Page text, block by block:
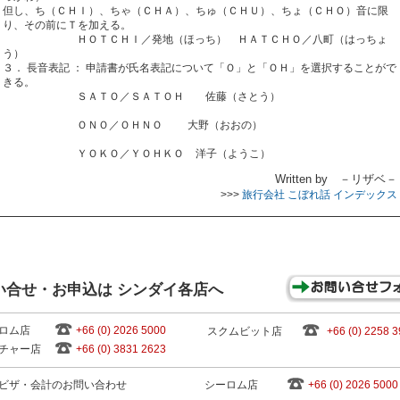
但し、ち（ＣＨＩ）、ちゃ（ＣＨＡ）、ちゅ（ＣＨＵ）、ちょ（ＣＨＯ）音に限
り、その前にＴを加える。
ＨＯＴＣＨＩ／発地（ほっち） ＨＡＴＣＨＯ／八町（はっちょ
う）
３． 長音表記 ： 申請書が氏名表記について「Ｏ」と「ＯＨ」を選択することがで
きる。
ＳＡＴＯ／ＳＡＴＯＨ 佐藤（さとう）
ＯＮＯ／ＯＨＮＯ 大野（おおの）
ＹＯＫＯ／ＹＯＨＫＯ 洋子（ようこ）
Written by －リザベ－
>>> 旅行会社 こぼれ話 インデックス
合せ・お申込は シンダイ各店へ
ム店
+66 (0) 2026 5000
ャー店
+66 (0) 3831 2623
スクムビット店 +66 (0) 2258
ザ・会計のお問い合わせ シーロム店 +66 (0) 2026 5000